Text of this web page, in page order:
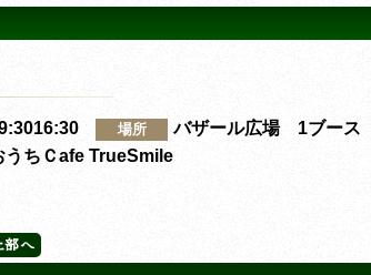
場所 バザール広場 1ブース
うちＣafe TrueSmile